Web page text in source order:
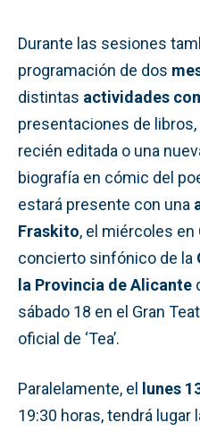
Durante las sesiones
programación de dos
distintas actividades
presentaciones de
recién editada o una
biografía en cómic del
estará presente con una
Fraskito, el miércoles en
concierto sinfónico de la
la Provincia de Alicante
sábado 18 en el Gran
oficial de ‘Tea’.
Paralelamente, el lunes
19:30 horas, tendrá lugar